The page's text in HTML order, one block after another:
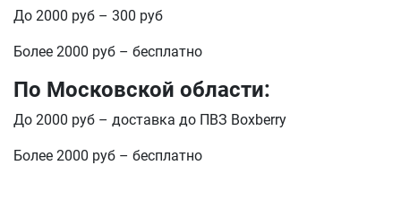
До 2000 руб – 300 руб
Более 2000 руб – бесплатно
По Московской области:
До 2000 руб – доставка до ПВЗ Boxberry
Более 2000 руб – бесплатно